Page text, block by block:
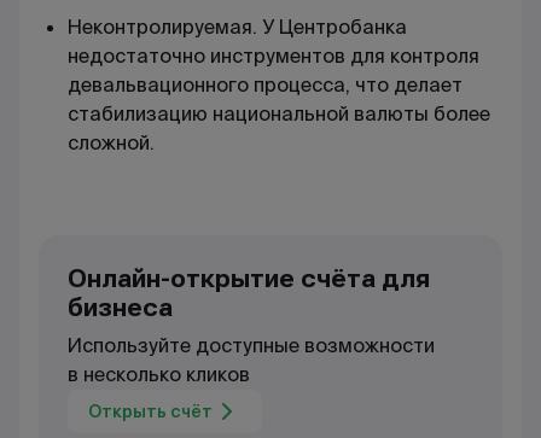
Неконтролируемая. У Центробанка
недостаточно инструментов для контроля
девальвационного процесса, что делает
стабилизацию национальной валюты более
сложной.
Онлайн-открытие счёта для
бизнеса
Используйте доступные возможности
в несколько кликов
Открыть счёт